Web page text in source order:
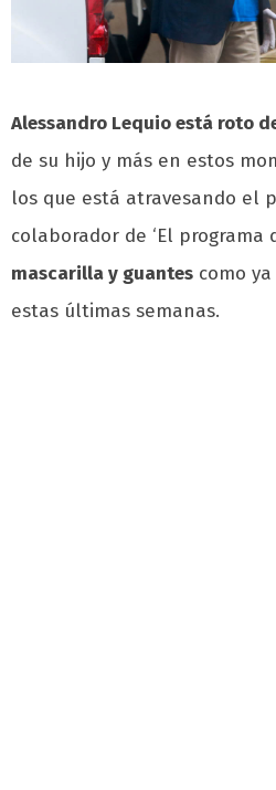
Alessandro Lequio está roto
de su hijo y más en estos
los que está atravesando el
colaborador de ‘El programa
mascarilla y guantes como
estas últimas semanas.